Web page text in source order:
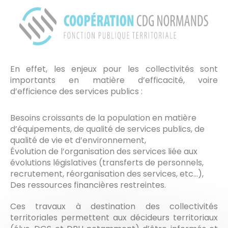
En effet, les enjeux pour les collectivités sont
importants en matière d’efficacité, voire
d’efficience des services publics :
Besoins croissants de la population en matière
d’équipements, de qualité de services publics, de
qualité de vie et d’environnement,
Évolution de l’organisation des services liée aux
évolutions législatives (transferts de personnels,
recrutement, réorganisation des services, etc…),
Des ressources financières restreintes.
Ces travaux à destination des collectivités
territoriales permettent aux décideurs territoriaux